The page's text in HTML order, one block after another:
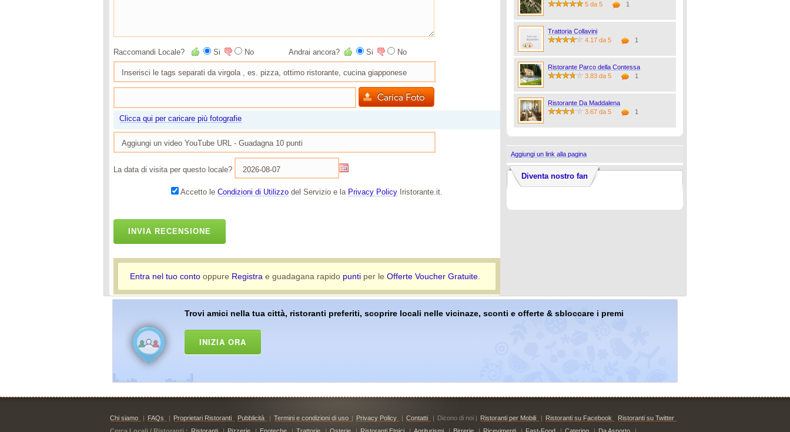
Raccomandi Locale? Si No Andrai ancora? Si No
Clicca qui per caricare più fotografie
La data di visita per questo locale?
Accetto le Condizioni di Utilizzodel Servizio e la Privacy PolicyIristorante.it.
INVIA RECENSIONE
Entra nel tuo contooppure Registra e guadagana rapido puntiper le Offerte Voucher Gratuite.
5 da 5
1
Trattoria Collavini
4.17 da 5
1
Ristorante Parco della Contessa
3.83 da 5
1
Ristorante Da Maddalena
3.67 da 5
1
Aggiungi un link alla pagina
Diventa nostro fan
Trovi amici nella tua città, ristoranti preferiti, scoprire locali nelle vicinaze, sconti e offerte & sbloccare i premi
INIZIA ORA
Chi siamo | FAQs | Proprietari Ristoranti Pubblicità | Termini e condizioni di uso | Privacy Policy | Contatti | Dicono di noi | Ristoranti per Mobili | Ristoranti su Facebook
Ristoranti su Twitter